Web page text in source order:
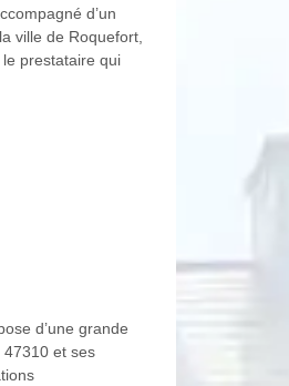
d’un
ville de Roquefort,
prestataire qui
d’une grande
et ses